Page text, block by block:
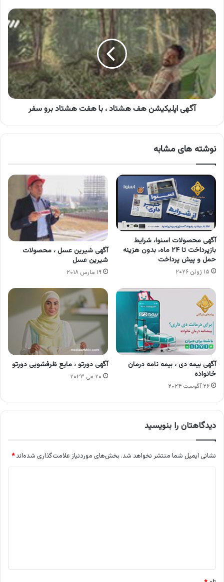
آگهی
اپلیکیشن
هف
هشتاد
هفت
هشتاد
برو
آگهی اپلیکیشن هف هشتاد ، با هفت هشتاد برو سفر
نوشته های مشابه
آگهی محصولات اسنوا، شرایط
بازپرداخت تا ۲۴ ماه، بدون هزینه
حمل و پیش پرداخت
۱۵ ژوئن ۲۰۲۶
آگهی شیرین عسل ، محصولات
شیرین عسل
۱۹ مارس ۲۰۱۸
آگهی بیمه دی ، بیمه نامه درمان
خانواده
۲۶ آگوست ۲۰۲۴
آگهی دورتو ، مایع ظرفشویی دورتو
۲۰ می ۲۰۲۳
دیدگاهتان را بنویسید
نشانی ایمیل شما منتشر نخواهد شد. بخش‌های موردنیاز علامت‌گذاری شده‌اند*